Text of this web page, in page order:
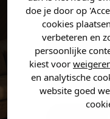
doe je door op
cookies
verbeteren en
persoonlijke
kiest voor
en analytische
website goed